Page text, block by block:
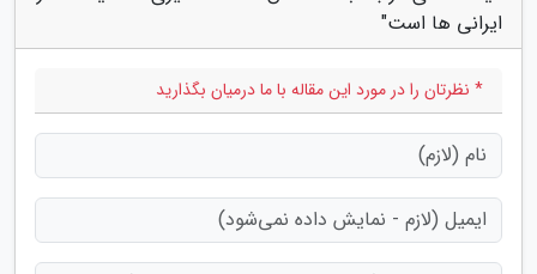
ایرانی ها است"
* نظرتان را در مورد این مقاله با ما درمیان بگذارید